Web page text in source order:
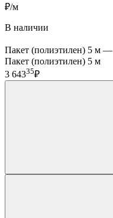
₽/м
В наличии
Пакет (полиэтилен) 5 м —
Пакет (полиэтилен) 5 м
3 64335₽